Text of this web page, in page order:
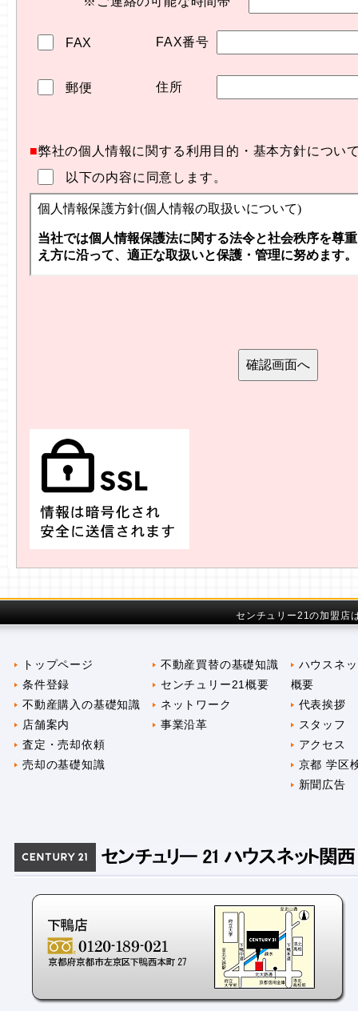
FAX FAX番号
郵便 住所
■弊社の個人情報に関する利用目的・基本方針につい
以下の内容に同意します。
センチュリー21の加盟店
トップページ
条件登録
不動産購入の基礎知識
店舗案内
査定・売却依頼
売却の基礎知識
不動産買替の基礎知識
センチュリー21概要
ネットワーク
事業沿革
ハウスネ
概要
代表挨拶
スタッフ
アクセス
京都 学区
新聞広告